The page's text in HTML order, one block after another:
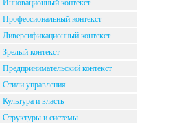
Инновационный контекст
Профессиональный контекст
Диверсификационный контекст
Зрелый контекст
Предпринимательский контекст
Стили управления
Культура и власть
Структуры и системы